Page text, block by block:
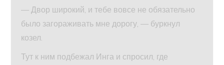
— Двор широкий, и тебе вовсе не обязательно
было загораживать мне дорогу, — буркнул
козел.
Тут к ним подбежал Инга и спросил, где